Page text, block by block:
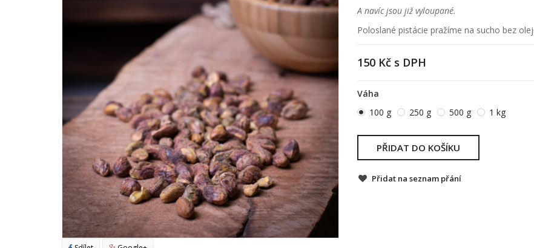
A navíc jsou již vyloupané.
Poloslané pistácie pražíme na sucho bez
150 Kčs DPH
Váha
100 g
250 g 500 g 1 kg
PŘIDAT DO KOŠÍKU
Přidat na seznam přání